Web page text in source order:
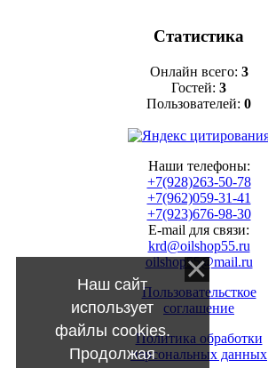
Статистика
Онлайн всего: 3
Гостей: 3
Пользователей: 0
Наши телефоны:
+7(928)263-50-78
+7(962)059-31-41
+7(923)676-98-30
E-mail для связи:
krd@oilshop55.ru
oilshop55@mail.ru
Пользовательсткое
соглашение
Политика обработки
персональных данных
Наш сайт
использует
файлы cookies.
Продолжая